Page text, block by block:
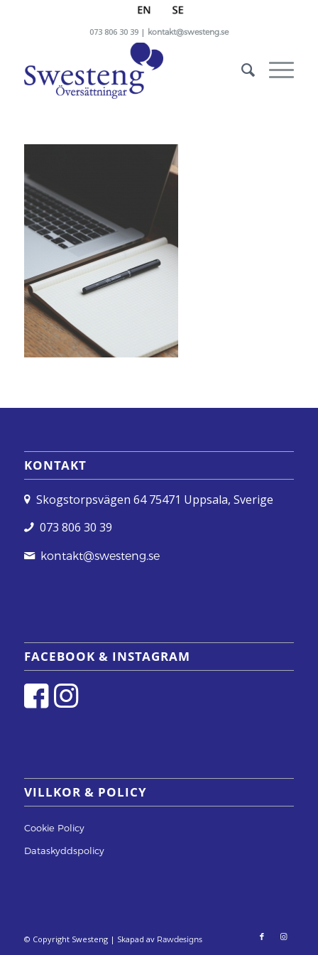
073 806 30 39 | kontakt@swesteng.se
KONTAKT
Skogstorpsvägen 64 75471 Uppsala, Sverige
073 806 30 39
kontakt@swesteng.se
FACEBOOK & INSTAGRAM
VILLKOR & POLICY
Cookie Policy
Dataskyddspolicy
© Copyright Swesteng | Skapad av Rawdesigns